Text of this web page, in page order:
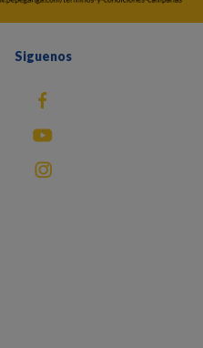
Siguenos
fb
You Tube
instagram